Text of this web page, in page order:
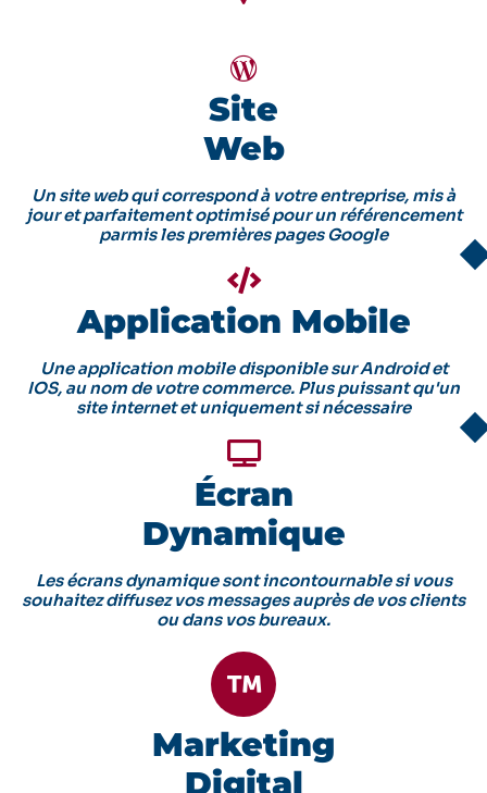
Site
Web
Un site web qui correspond à votre entreprise, mis à
jour et parfaitement optimisé pour un référencement
parmis les premières pages Google
Application Mobile
Une application mobile disponible sur Android et
IOS, au nom de votre commerce. Plus puissant qu'un
site internet et uniquement si nécessaire
Écran
Dynamique
Les écrans dynamique sont incontournable si vous
souhaitez diffusez vos messages auprès de vos clients
ou dans vos bureaux.
Marketing
Digital